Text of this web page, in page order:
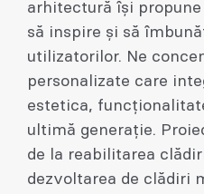
arhitectură își
să inspire și să
utilizatorilor. Ne
personalizate care
estetica,
ultimă generație.
de la reabilitarea
dezvoltarea de clădiri